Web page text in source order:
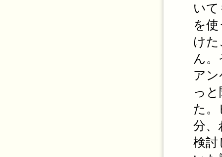
い
を
け
ん
ア
っ
た
分、
検討